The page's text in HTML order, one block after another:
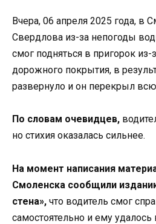
Вчера, 06 апреля 2025 года, в
Свердлова из-за непогоды
смог подняться в пригорок из-
дорожного покрытия, в
развернуло и он перекрыл
По словам очевидцев,
но стихия оказалась сильнее.
На момент написания
Смоленска сообщили
стена», что водитель смог
самостоятельно и ему